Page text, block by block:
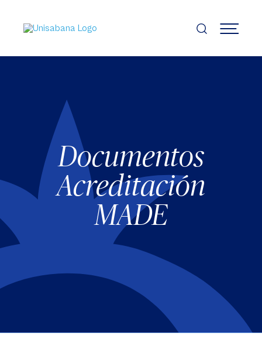
contenido
principal
MENÚ
Documentos
Acreditación
MADE